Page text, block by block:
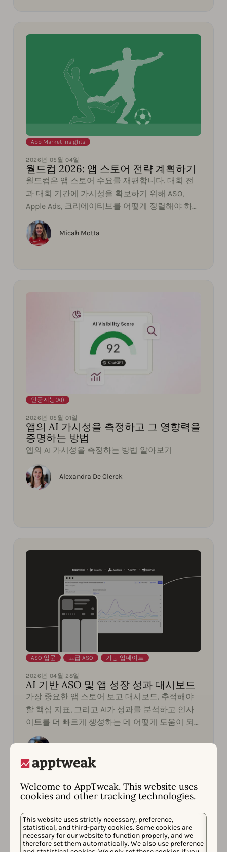
Welcome to AppTweak. This website uses
cookies and other tracking technologies.
This website uses strictly necessary, preference,
statistical, and third-party cookies. Some cookies are
necessary for our website to function properly, and we
therefore set them automatically. We also use preference
App Market Insights
2026년 05월 04일
월드컵 2026: 앱 스토어 전략 계획하기
월드컵은 앱 스토어 수요를 재편합니다. 대회 전
과 대회 기간에 가시성을 확보하기 위해 ASO,
Apple Ads, 크리에이티브를 어떻게 정렬해야 하는
지 알아보십시오.
Micah Motta
인공지능(AI)
2026년 05월 01일
앱의 AI 가시성을 측정하고 그 영향력을
증명하는 방법
앱의 AI 가시성을 측정하는 방법 알아보기
Alexandra De Clerck
ASO 입문 고급 ASO 기능 업데이트
2026년 04월 28일
AI 기반 ASO 및 앱 성장 성과 대시보드
가장 중요한 앱 스토어 보고 대시보드, 추적해야
할 핵심 지표, 그리고 AI가 성과를 분석하고 인사
이트를 더 빠르게 생성하는 데 어떻게 도움이 되
는지 알아보세요.